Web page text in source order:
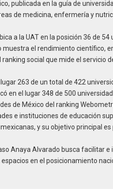
publicada en la guía de
de medicina, enfermería y
a la UAT en la posición 36 de
el rendimiento científico,
social que mide el servicio
263 de un total de 422
en el lugar 348 de 500
de México del ranking
e instituciones de educación
y su objetivo principal
Anaya Alvarado busca facilitar
espacios en el posicionamiento